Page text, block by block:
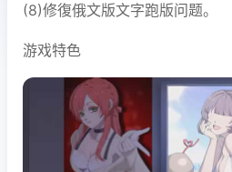
(8)修復俄文版文字跑版问题。
游戏特色